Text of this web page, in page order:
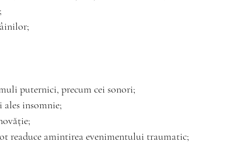
puternici, precum cei sonori;
insomnie;
readuce amintirea evenimentului traumatic;